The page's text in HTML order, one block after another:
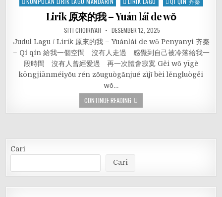
Lirik 原來的我 – Yuán lái de wǒ
SITI CHOIRIYAH DESEMBER 12, 2025
Judul Lagu / Lirik 原來的我 – Yuánlái de wǒ Penyanyi 齐秦
– Qí qín 給我一個空間 沒有人走過 感覺到自己被冷落給我一
段時間 沒有人曾經愛過 再一次體會寂寞 Gěi wǒ yīgè
kōngjiānméiyǒu rén zǒuguògǎnjué zìjǐ bèi lěngluògěi
wǒ…
CONTINUE READING
Cari
Cari